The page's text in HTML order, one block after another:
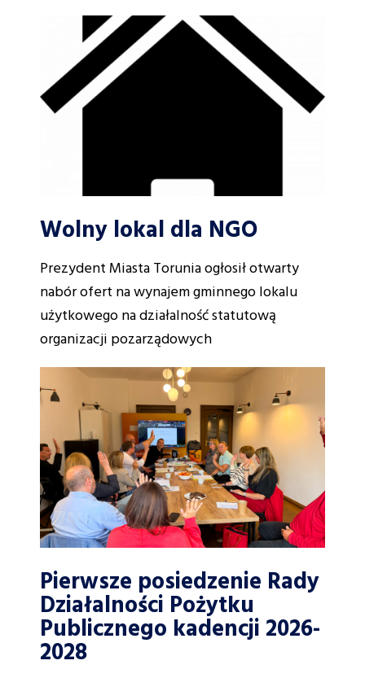
Wolny lokal dla NGO
Prezydent Miasta Torunia ogłosił otwarty
nabór ofert na wynajem gminnego lokalu
użytkowego na działalność statutową
organizacji pozarządowych
Pierwsze posiedzenie Rady
Działalności Pożytku
Publicznego kadencji 2026-
2028